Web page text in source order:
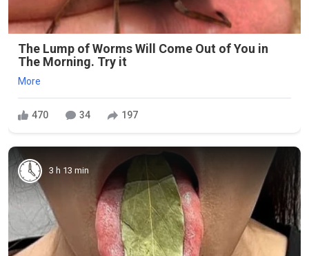
The Lump of Worms Will Come Out of You in
The Morning. Try it
More
470 34 197
3 h 13 min